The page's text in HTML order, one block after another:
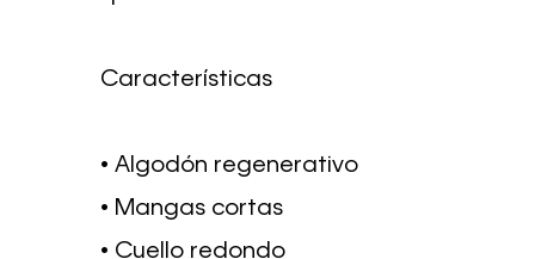
Características
• Algodón regenerativo
• Mangas cortas
• Cuello redondo